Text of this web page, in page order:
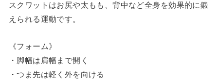
スクワットはお尻や太もも、背中など全身を効果的に鍛
えられる運動です。
《フォーム》
・脚幅は肩幅まで開く
・つま先は軽く外を向ける